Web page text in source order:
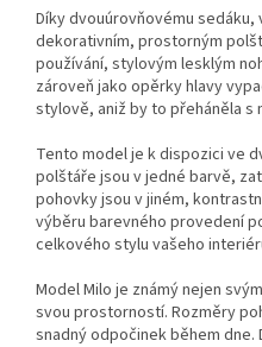
Díky dvouúrovňovému
dekorativním, prostorným
používání, stylovým lesklým
zároveň jako opěrky hlavy
stylově, aniž by to přeháněla
Tento model je k dispozici ve
polštáře jsou v jedné barvě,
pohovky jsou v jiném,
výběru barevného provedení
celkového stylu vašeho
Model Milo je známý nejen
svou prostorností. Rozměry
snadný odpočinek během dne.